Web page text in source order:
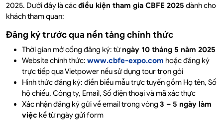
2025. Dưới đây là cácđiều kiện tham gia CBFE 2025 dành cho
khách tham quan:
Đăng ký trước qua nền tảng chính thức
Thời gian mở cổng đăng ký: từngày 10 tháng 5 năm 2025
Website chính thức: www.cbfe-expo.com hoặc đăng ký
trực tiếp qua Vietpower nếu sử dụng tour trọn gói
Hình thức đăng ký: điền biểu mẫu trực tuyến gồm Họ tên, Số
hộ chiếu, Công ty, Email, Số điện thoại và mã xác thực
Xác nhận đăng ký gửi về email trong vòng 3 – 5 ngày làm
việc kể từ ngày gửi form